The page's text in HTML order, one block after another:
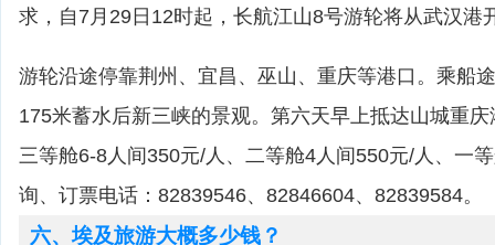
求，自7月29日12时起，长航江山8号游轮将从武汉港
游轮沿途停靠荆州、宜昌、巫山、重庆等港口。乘船
175米蓄水后新三峡的景观。第六天早上抵达山城重
三等舱6-8人间350元/人、二等舱4人间550元/人、一
询、订票电话：82839546、82846604、82839584。
六、埃及旅游大概多少钱？